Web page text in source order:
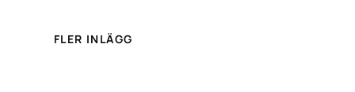
FLER INLÄGG